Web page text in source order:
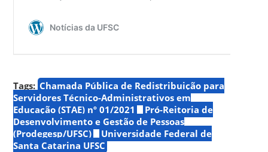
Tags: Chamada Pública de Redistribuição para
Servidores Técnico-Administrativos em
Educação (STAE) nº 01/2021
Pró-Reitoria de
Desenvolvimento e Gestão de Pessoas
(Prodegesp/UFSC)
Universidade Federal de
Santa Catarina UFSC